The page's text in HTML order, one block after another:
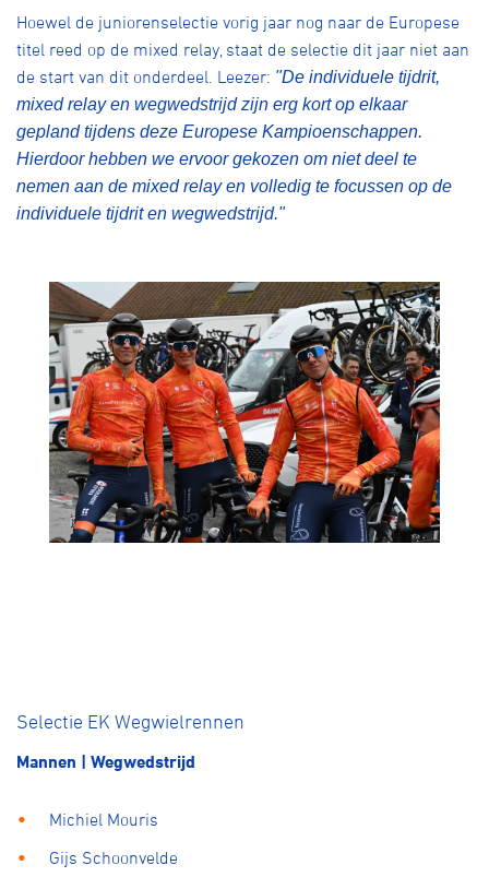
Hoewel de juniorenselectie vorig jaar nog naar de Europese
titel reed op de mixed relay, staat de selectie dit jaar niet aan
de start van dit onderdeel. Leezer: "De individuele tijdrit,
mixed relay en wegwedstrijd zijn erg kort op elkaar
gepland tijdens deze Europese Kampioenschappen.
Hierdoor hebben we ervoor gekozen om niet deel te
nemen aan de mixed relay en volledig te focussen op de
individuele tijdrit en wegwedstrijd."
Selectie EK Wegwielrennen
Mannen | Wegwedstrijd
Michiel Mouris
Gijs Schoonvelde